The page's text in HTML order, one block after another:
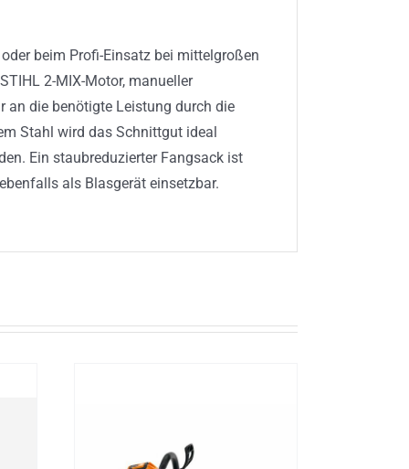
beim Profi-Einsatz bei mittelgroßen
2-MIX-Motor, manueller
an die benötigte Leistung durch die
Stahl wird das Schnittgut ideal
Ein staubreduzierter Fangsack ist
als Blasgerät einsetzbar.